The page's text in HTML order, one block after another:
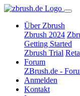
Über Zbrush
Zbrush 2024
Getting Started
Zbrush Trial
Forum
ZBrush.de -
Anmelden
Kontakt